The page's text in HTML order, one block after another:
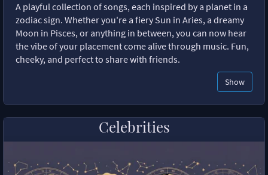
A playful collection of songs, each inspired by a planet in a
zodiac sign. Whether you're a fiery Sun in Aries, a dreamy
Moon in Pisces, or anything in between, you can now hear
the vibe of your placement come alive through music. Fun,
cheeky, and perfect to share with friends.
Show
Celebrities